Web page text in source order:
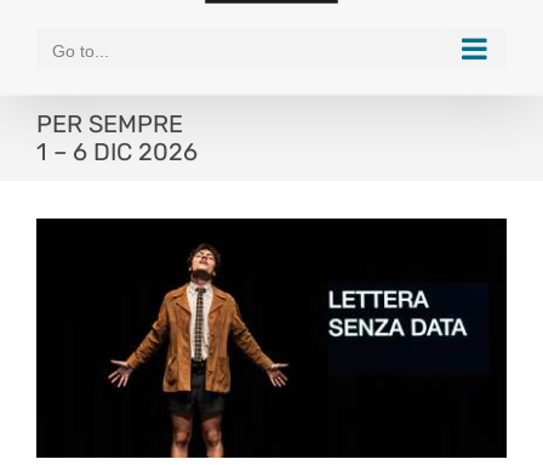
Go to...
PER SEMPRE
1 – 6 DIC 2026